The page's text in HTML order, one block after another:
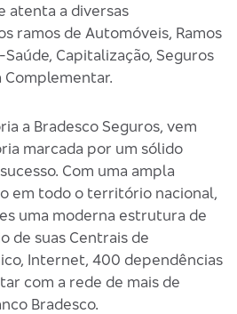
atenta a diversas
ramos de Automóveis, Ramos
Capitalização, Seguros
Complementar.
a Bradesco Seguros, vem
marcada por um sólido
Com uma ampla
em todo o território nacional,
uma moderna estrutura de
de suas Centrais de
Internet, 400 dependências
com a rede de mais de
Bradesco.